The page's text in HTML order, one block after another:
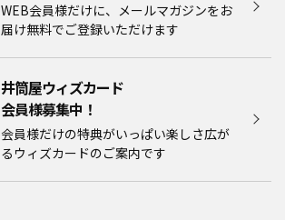
WEB会員様だけに、メールマガジンをお
届け無料でご登録いただけます
井筒屋ウィズカード
会員様募集中！​​
会員様だけの特典がいっぱい楽しさ広が
るウィズカードのご案内です